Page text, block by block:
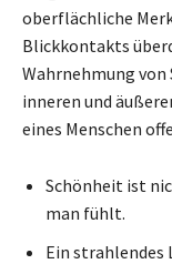
oberflächliche
Blickkontakts
Wahrnehmung
inneren und
eines Menschen
Schönheit ist
man fühlt.
Ein strahlendes